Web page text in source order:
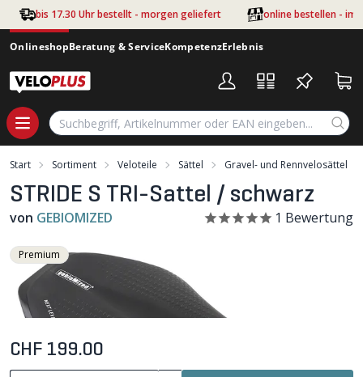
Zum Hauptinhalt springen
bis 17.30 Uhr bestellt - morgen geliefert online bestellen - im
OnlineshopBeratung & ServiceKompetenzErlebnis
Start Sortiment Veloteile Sättel Gravel- und Rennvelosättel
STRIDE S TRI-Sattel / schwarz
von GEBIOMIZED 1 Bewertung
Premium
CHF 199.00